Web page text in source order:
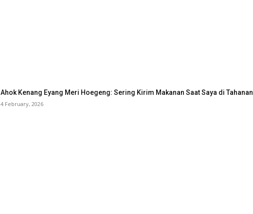
Ahok Kenang Eyang Meri Hoegeng: Sering Kirim Makanan Saat Saya di Tahanan
4 February, 2026